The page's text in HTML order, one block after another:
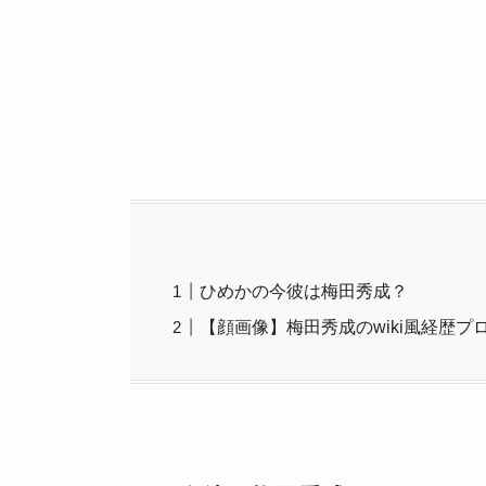
ひめかの今彼は梅田秀成？
【顔画像】梅田秀成のwiki風経歴プ